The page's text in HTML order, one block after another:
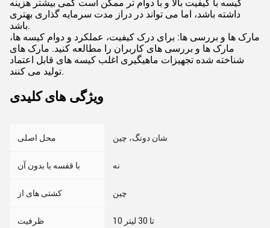
کیسه با کیفیت بالا و با دوام تر ممکن است کمی بیشتر هزینه
داشته باشد، اما می تواند در دراز مدت سرمایه گذاری بهتری
باشد.
مارک ها و بررسی ها: برای درک کیفیت، عملکرد و دوام کیسه ها،
مارک ها و بررسی های کاربران را مطالعه کنید. مارک های
شناخته شده تجهیزات ماهیگیری اغلب کیسه های قابل اعتماد
تولید می کنند.
ویژگی های کلیدی
محل اصلی شان دونگ، چین
با قفسه یا بدون آن نه
کشتی های از چین
ظرفیت 10 تا 30 لیتر